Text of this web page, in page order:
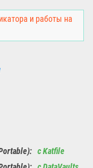
и работы на
с Katfile